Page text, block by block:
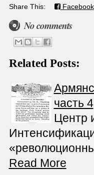
Share This: Facebook
No comments
Related Posts:
часть 4
Центр
Read More